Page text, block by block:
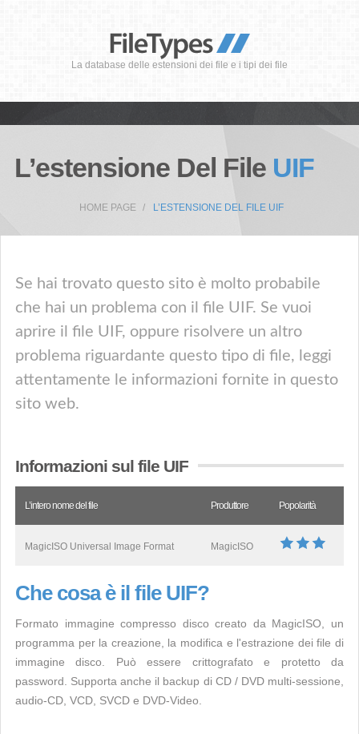
La database delle estensioni dei file e i tipi dei file
L’estensione Del File UIF
HOME PAGE L’ESTENSIONE DEL FILE UIF
Se hai trovato questo sito è molto probabile
che hai un problema con il file UIF. Se vuoi
aprire il file UIF, oppure risolvere un altro
problema riguardante questo tipo di file, leggi
attentamente le informazioni fornite in questo
sito web.
Informazioni sul file UIF
L’intero nome del file Produttore Popolarità
MagicISO Universal Image Format MagicISO
Che cosa è il file UIF?
Formato immagine compresso disco creato da MagicISO, un
programma per la creazione, la modifica e l'estrazione dei file di
immagine disco. Può essere crittografato e protetto da
password. Supporta anche il backup di CD / DVD multi-sessione,
audio-CD, VCD, SVCD e DVD-Video.